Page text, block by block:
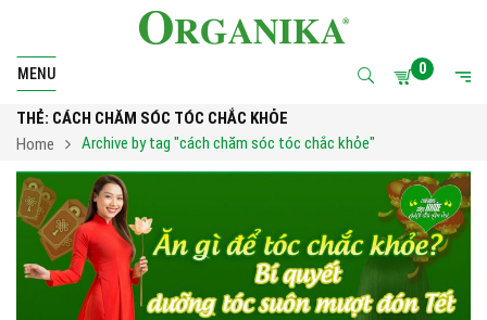
MENU 0
THẺ: CÁCH CHĂM SÓC TÓC CHẮC KHỎE
Home
Archive by tag "cách chăm sóc tóc chắc khỏe"